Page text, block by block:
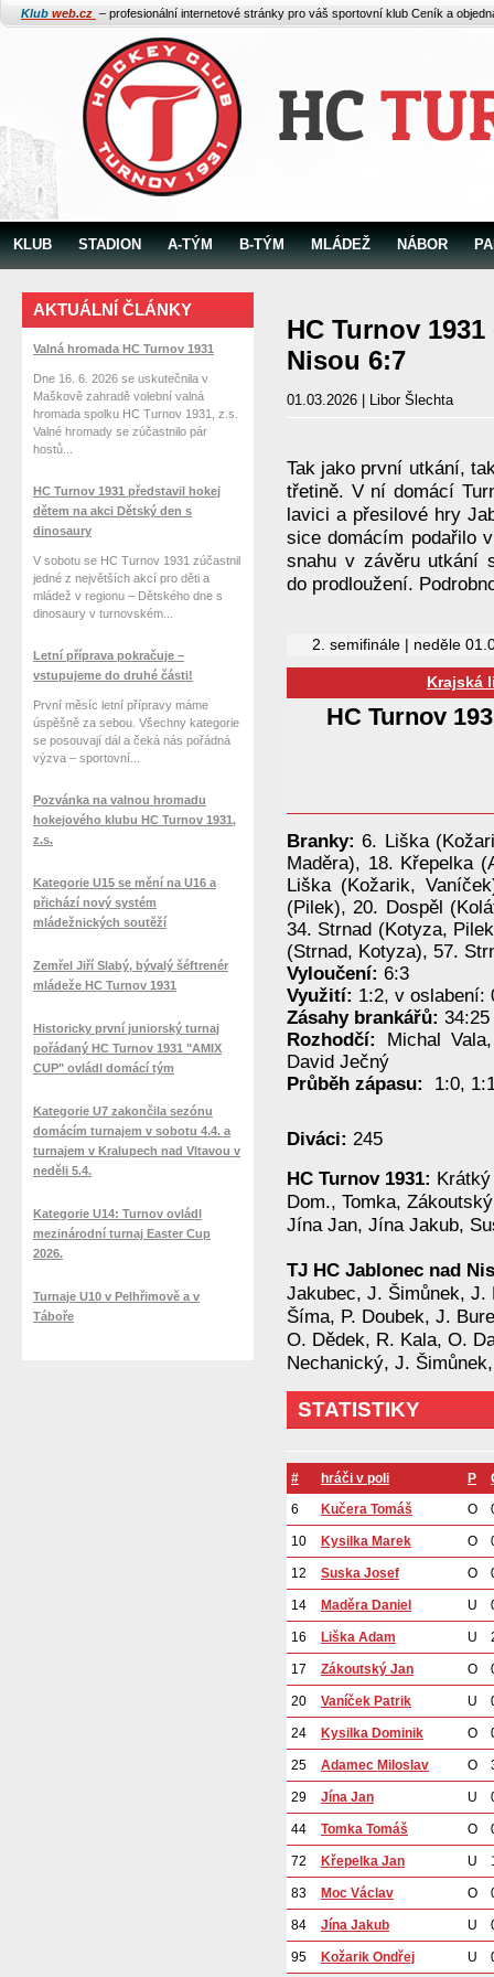
Klub web.cz – profesionální internetové stránky pro váš sportovní klub Ceník a
KLUB STADION A-TÝM B-TÝM MLÁDEŽ NÁBOR
HC Turnov
Nisou 6:7
01.03.2026 | Libor Šlechta
Tak jako první utkání,
třetině. V ní domácí
lavici a přesilové hry
sice domácím podařilo
snahu v závěru utkání
do prodloužení.
2. semifinále | neděle
Krajská
HC Turnov
Branky:6. Liška
Maděra), 18. Křepelka
Liška (Kožarik,
(Pilek), 20. Dospěl
34. Strnad (Kotyza,
(Strnad, Kotyza), 57.
Vyloučení: 6:3
Využití: 1:2, v oslabení:
Zásahy brankářů:
Rozhodčí: Michal
David Ječný
Průběh zápasu:
1:0,
Diváci: 245
HC Turnov 1931:
Dom., Tomka,
Jína Jan, Jína Jakub,
TJ HC Jablonec nad
Jakubec, J. Šimůnek, J.
Šíma, P. Doubek, J.
O. Dědek, R. Kala, O.
Nechanický, J.
STATISTIKY
# hráči v poli P
6
Kučera Tomáš O
10 Kysilka Marek O
12 Suska Josef O
14 Maděra Daniel U
16 Liška Adam U
17 Zákoutský Jan O
20 Vaníček Patrik U
24 Kysilka Dominik O
25 Adamec Miloslav O
29 Jína Jan U
44 Tomka Tomáš O
72 Křepelka Jan U
83 Moc Václav O
84 Jína Jakub U
95 Kožarik Ondřej U
AKTUÁLNÍ ČLÁNKY
Valná hromada HC Turnov 1931
Dne 16. 6. 2026 se uskutečnila v
Maškově zahradě volební valná
hromada spolku HC Turnov 1931, z.s.
Valné hromady se zúčastnilo pár
hostů...
HC Turnov 1931 představil hokej
dětem na akci Dětský den s
dinosaury
V sobotu se HC Turnov 1931 zúčastnil
jedné z největších akcí pro děti a
mládež v regionu – Dětského dne s
dinosaury v turnovském...
Letní příprava pokračuje –
vstupujeme do druhé části!
První měsíc letní přípravy máme
úspěšně za sebou. Všechny kategorie
se posouvají dál a čeká nás pořádná
výzva – sportovní...
Pozvánka na valnou hromadu
hokejového klubu HC Turnov 1931,
z.s.
Kategorie U15 se mění na U16 a
přichází nový systém
mládežnických soutěží
Zemřel Jiří Slabý, bývalý šéftrenér
mládeže HC Turnov 1931
Historicky první juniorský turnaj
pořádaný HC Turnov 1931 "AMIX
CUP" ovládl domácí tým
Kategorie U7 zakončila sezónu
domácím turnajem v sobotu 4.4. a
turnajem v Kralupech nad Vltavou v
neděli 5.4.
Kategorie U14: Turnov ovládl
mezinárodní turnaj Easter Cup
2026.
Turnaje U10 v Pelhřimově a v
Táboře